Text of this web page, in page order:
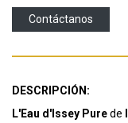
Contáctanos
DESCRIPCIÓN:
L'Eau d'Issey Purede